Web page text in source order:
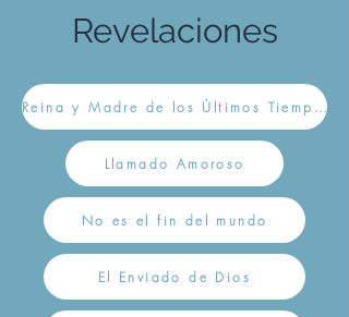
Revelaciones
Reina y Madre de los Últimos Tiempos
Llamado Amoroso
No es el fin del mundo
El Enviado de Dios